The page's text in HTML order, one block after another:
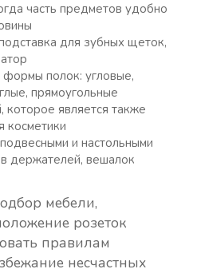
часть предметов удобно
для зубных щеток,
полок: угловые,
прямоугольные
которое является также
косметики
и настольными
держателей, вешалок
мебели,
розеток
правилам
несчастных